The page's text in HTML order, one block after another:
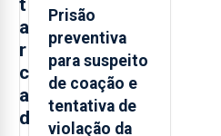
a
r
c
a
d
Prisão
preventiva
para suspeito
de coação e
tentativa de
violação da